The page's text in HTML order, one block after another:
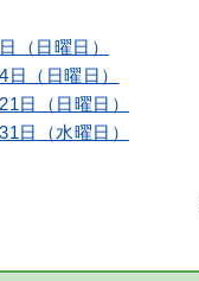
（日曜日）
（日曜日）
日（日曜日）
日（水曜日）